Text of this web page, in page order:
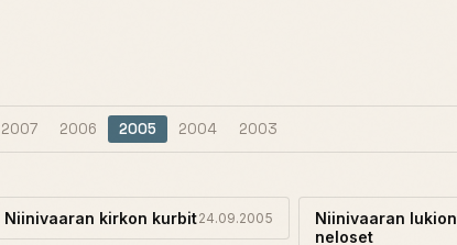
2007 2006 2005 2004 2003
Niinivaaran kirkon kurbit24.09.2005
Niinivaaran lukion
neloset